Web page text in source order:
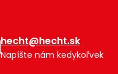
hecht@hecht.sk
Napíšte nám kedykoľvek